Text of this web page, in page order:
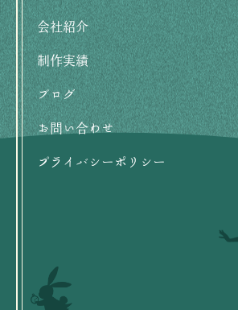
会社紹介
制作実績
ブログ
お問い合わせ
プライバシーポリシー